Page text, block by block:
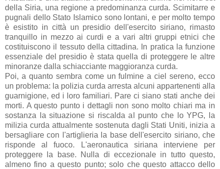
della Siria, una regione a predominanza curda. Scimitarre e
pugnali dello Stato Islamico sono lontani, e per molto tempo
è esistito in città un presidio dell'esercito siriano, rimasto
tranquillo in mezzo ai curdi e a vari altri gruppi etnici che
costituiscono il tessuto della cittadina. In pratica la funzione
essenziale del presidio è stata quella di proteggere le altre
minoranze dalla schiacciante maggioranza curda.
Poi, a quanto sembra come un fulmine a ciel sereno, ecco
un problema: la polizia curda arresta alcuni appartenenti alla
guarnigione, ed i loro familiari. Pare ci siano stati anche dei
morti. A questo punto i dettagli non sono molto chiari ma in
sostanza la situazione si riscalda al punto che lo YPG, la
milizia curda attualmente sostenuta dagli Stati Uniti, inizia a
bersagliare con l'artiglieria la base dell'esercito siriano, che
risponde al fuoco. L'aeronautica siriana interviene per
proteggere la base. Nulla di eccezionale in tutto questo,
almeno fino a questo punto; solo che questo attacco dello